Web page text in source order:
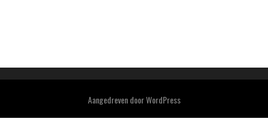
Aangedreven doorWordPress